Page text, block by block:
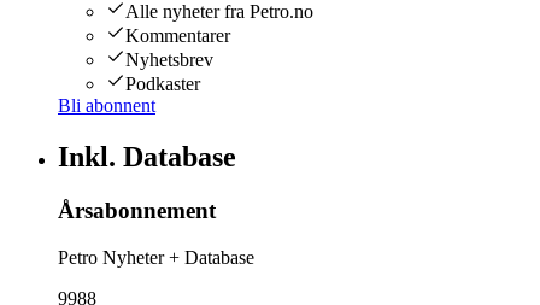
Alle nyheter fra Petro.no
Kommentarer
Nyhetsbrev
Podkaster
Bli abonnent
Inkl. Database
Årsabonnement
Petro Nyheter + Database
9988